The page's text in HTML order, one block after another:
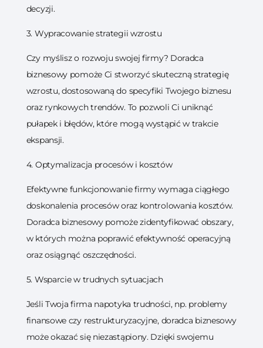
decyzji.
3. Wypracowanie strategii wzrostu
Czy myślisz o rozwoju swojej firmy? Doradca
biznesowy pomoże Ci stworzyć skuteczną strategię
wzrostu, dostosowaną do specyfiki Twojego biznesu
oraz rynkowych trendów. To pozwoli Ci uniknąć
pułapek i błędów, które mogą wystąpić w trakcie
ekspansji.
4. Optymalizacja procesów i kosztów
Efektywne funkcjonowanie firmy wymaga ciągłego
doskonalenia procesów oraz kontrolowania kosztów.
Doradca biznesowy pomoże zidentyfikować obszary,
w których można poprawić efektywność operacyjną
oraz osiągnąć oszczędności.
5. Wsparcie w trudnych sytuacjach
Jeśli Twoja firma napotyka trudności, np. problemy
finansowe czy restrukturyzacyjne, doradca biznesowy
może okazać się niezastąpiony. Dzięki swojemu